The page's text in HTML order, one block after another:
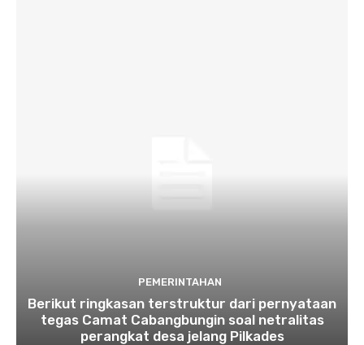
PEMERINTAHAN
Berikut ringkasan terstruktur dari pernyataan
tegas Camat Cabangbungin soal netralitas
perangkat desa jelang Pilkades